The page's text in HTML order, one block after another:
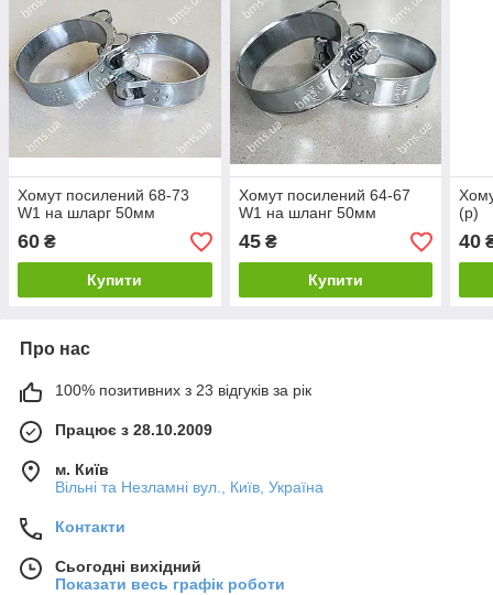
Хомут посилений 68-73
W1 на шларг 50мм
60 ₴
Купити
Хомут посилений 64-67
W1 на шланг 50мм
45₴
Купити
(р)
40
Про нас
100% позитивних з 23 відгуків за рік
Працює з 28.10.2009
м. Київ
Вільні та Незламні вул., Київ, Україна
Контакти
Сьогодні вихідний
Показати весь графік роботи